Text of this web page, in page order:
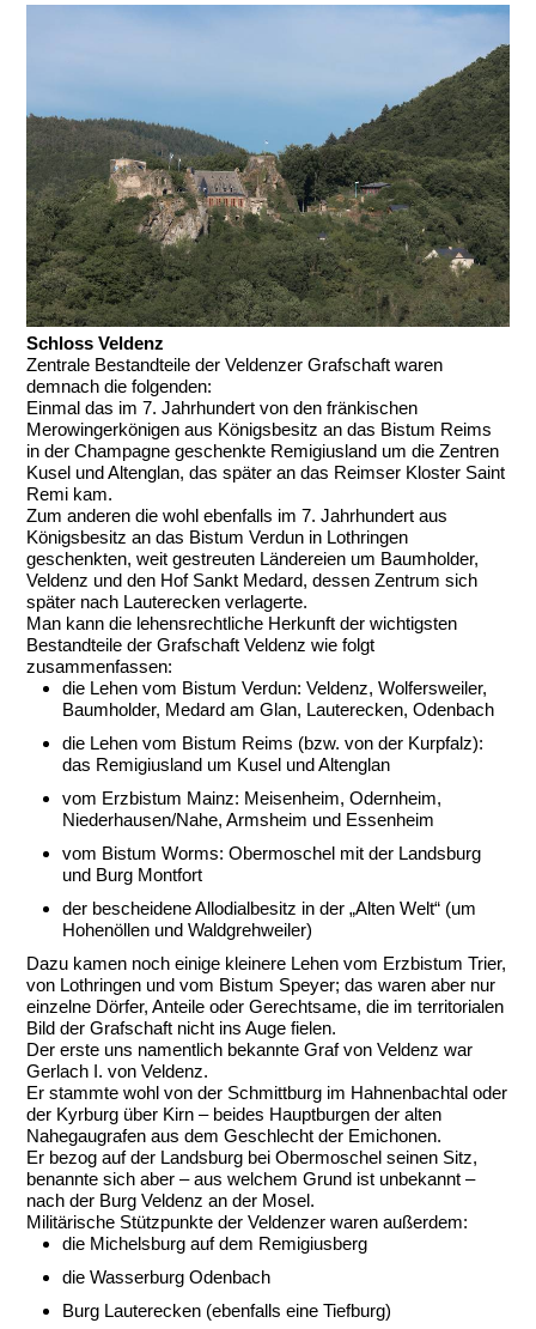
Schloss Veldenz
Zentrale Bestandteile der Veldenzer Grafschaft waren
demnach die folgenden:
Einmal das im 7. Jahrhundert von den fränkischen
Merowingerkönigen aus Königsbesitz an das Bistum Reims
in der Champagne geschenkte Remigiusland um die Zentren
Kusel und Altenglan, das später an das Reimser Kloster Saint
Remi kam.
Zum anderen die wohl ebenfalls im 7. Jahrhundert aus
Königsbesitz an das Bistum Verdun in Lothringen
geschenkten, weit gestreuten Ländereien um Baumholder,
Veldenz und den Hof Sankt Medard, dessen Zentrum sich
später nach Lauterecken verlagerte.
Man kann die lehensrechtliche Herkunft der wichtigsten
Bestandteile der Grafschaft Veldenz wie folgt
zusammenfassen:
die Lehen vom Bistum Verdun: Veldenz, Wolfersweiler,
Baumholder, Medard am Glan, Lauterecken, Odenbach
die Lehen vom Bistum Reims (bzw. von der Kurpfalz):
das Remigiusland um Kusel und Altenglan
vom Erzbistum Mainz: Meisenheim, Odernheim,
Niederhausen/Nahe, Armsheim und Essenheim
vom Bistum Worms: Obermoschel mit der Landsburg
und Burg Montfort
der bescheidene Allodialbesitz in der „Alten Welt“ (um
Hohenöllen und Waldgrehweiler)
Dazu kamen noch einige kleinere Lehen vom Erzbistum Trier,
von Lothringen und vom Bistum Speyer; das waren aber nur
einzelne Dörfer, Anteile oder Gerechtsame, die im territorialen
Bild der Grafschaft nicht ins Auge fielen.
Der erste uns namentlich bekannte Graf von Veldenz war
Gerlach I. von Veldenz.
Er stammte wohl von der Schmittburg im Hahnenbachtal oder
der Kyrburg über Kirn – beides Hauptburgen der alten
Nahegaugrafen aus dem Geschlecht der Emichonen.
Er bezog auf der Landsburg bei Obermoschel seinen Sitz,
benannte sich aber – aus welchem Grund ist unbekannt –
nach der Burg Veldenz an der Mosel.
Militärische Stützpunkte der Veldenzer waren außerdem:
die Michelsburg auf dem Remigiusberg
die Wasserburg Odenbach
Burg Lauterecken (ebenfalls eine Tiefburg)